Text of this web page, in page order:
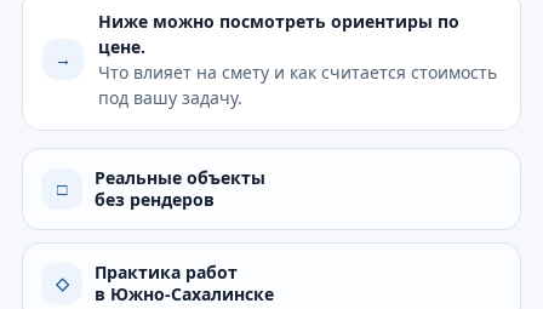
→
Ниже можно посмотреть ориентиры по
цене.
Что влияет на смету и как считается стоимость
под вашу задачу.
□
Реальные объекты
без рендеров
◇
Практика работ
в Южно-Сахалинске